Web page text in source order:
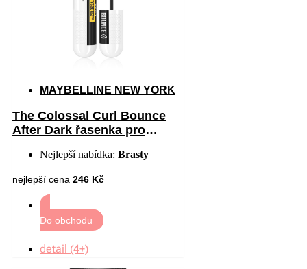
MAYBELLINE NEW YORK
The Colossal Curl Bounce
After Dark řasenka pro
černá 10 ml
Nejlepší nabídka: Brasty
nejlepší cena 246 Kč
Do obchodu
detail (4+)